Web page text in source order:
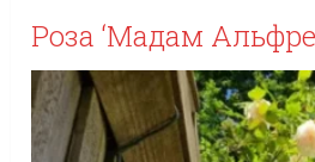
Роза ‘Мадам